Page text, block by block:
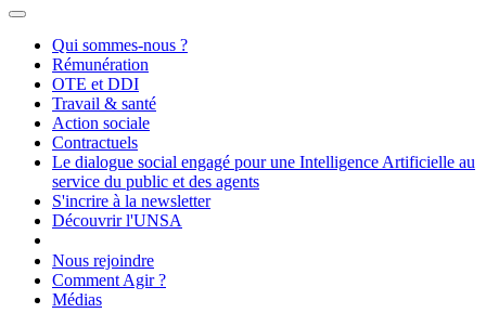
Qui sommes-nous ?
Rémunération
OTE et DDI
Travail & santé
Action sociale
Contractuels
Le dialogue social engagé pour une Intelligence Artificielle au
service du public et des agents
S'incrire à la newsletter
Découvrir l'UNSA
Nous rejoindre
Comment Agir ?
Médias